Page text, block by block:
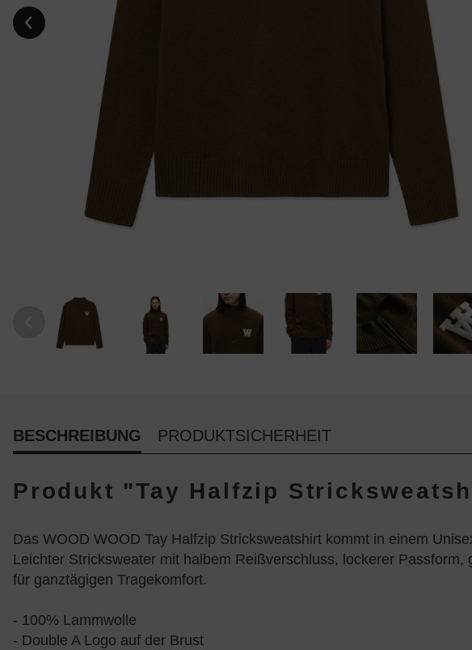
BESCHREIBUNG PRODUKTSICHERHEIT
Produkt "Tay Halfzip
Das WOOD WOOD Tay Halfzip Stricksweatshirt kommt in einem
Leichter Stricksweater mit halbem Reißverschluss, lockerer
für ganztägigen Tragekomfort.
- 100% Lammwolle
- Double A Logo auf der Brust